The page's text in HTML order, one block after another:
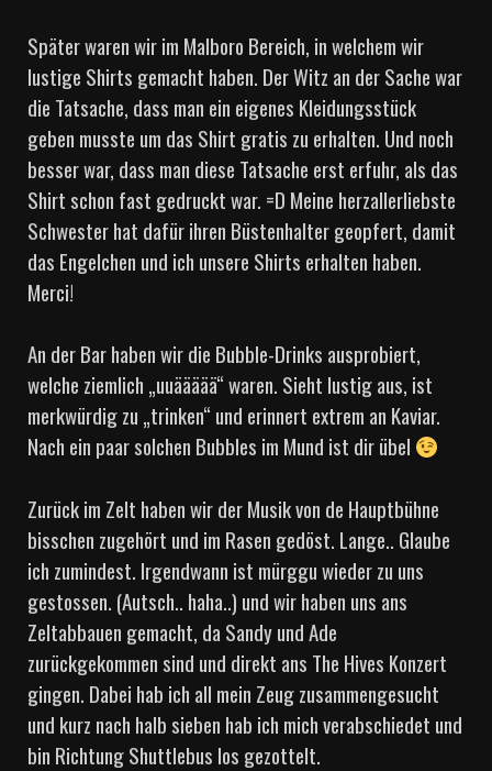
Später waren wir im Malboro Bereich, in welchem wir
lustige Shirts gemacht haben. Der Witz an der Sache war
die Tatsache, dass man ein eigenes Kleidungsstück
geben musste um das Shirt gratis zu erhalten. Und noch
besser war, dass man diese Tatsache erst erfuhr, als das
Shirt schon fast gedruckt war. =D Meine herzallerliebste
Schwester hat dafür ihren Büstenhalter geopfert, damit
das Engelchen und ich unsere Shirts erhalten haben.
Merci!
An der Bar haben wir die Bubble-Drinks ausprobiert,
welche ziemlich „uuäääää“ waren. Sieht lustig aus, ist
merkwürdig zu „trinken“ und erinnert extrem an Kaviar.
Nach ein paar solchen Bubbles im Mund ist dir übel
Zurück im Zelt haben wir der Musik von de Hauptbühne
bisschen zugehört und im Rasen gedöst. Lange.. Glaube
ich zumindest. Irgendwann ist mürggu wieder zu uns
gestossen. (Autsch.. haha..) und wir haben uns ans
Zeltabbauen gemacht, da Sandy und Ade
zurückgekommen sind und direkt ans The Hives Konzert
gingen. Dabei hab ich all mein Zeug zusammengesucht
und kurz nach halb sieben hab ich mich verabschiedet und
bin Richtung Shuttlebus los gezottelt.